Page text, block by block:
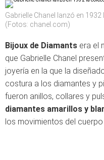
Gabrielle Chanel lanzó en
(Fotos: chanel.com)
Bijoux de Diamants era el
que Gabrielle Chanel
joyería en la que la
costura a los diamantes y
fueron anillos, collares y
diamantes amarillos y
los movimientos del